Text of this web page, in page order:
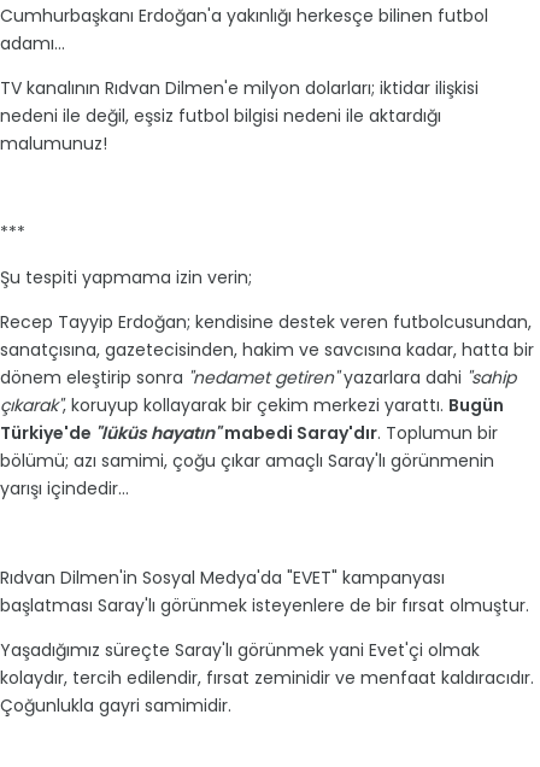
Cumhurbaşkanı Erdoğan'a yakınlığı herkesçe bilinen futbol
adamı...
TV kanalının Rıdvan Dilmen'e milyon dolarları; iktidar ilişkisi
nedeni ile değil, eşsiz futbol bilgisi nedeni ile aktardığı
malumunuz!
***
Şu tespiti yapmama izin verin;
Recep Tayyip Erdoğan; kendisine destek veren futbolcusundan,
sanatçısına, gazetecisinden, hakim ve savcısına kadar, hatta bir
dönem eleştirip sonra "nedamet getiren"yazarlara dahi "sahip
çıkarak", koruyup kollayarak bir çekim merkezi yarattı. Bugün
Türkiye'de "lüküs hayatın"mabedi Saray'dır. Toplumun bir
bölümü; azı samimi, çoğu çıkar amaçlı Saray'lı görünmenin
yarışı içindedir...
Rıdvan Dilmen'in Sosyal Medya'da "EVET" kampanyası
başlatması Saray'lı görünmek isteyenlere de bir fırsat olmuştur.
Yaşadığımız süreçte Saray'lı görünmek yani Evet'çi olmak
kolaydır, tercih edilendir, fırsat zeminidir ve menfaat kaldıracıdır.
Çoğunlukla gayri samimidir.